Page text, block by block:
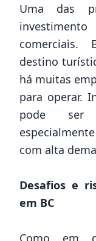
Uma das
comerciais.
destino
há muitas
para operar.
pode ser
com alta
Desafios e
em BC
Como em